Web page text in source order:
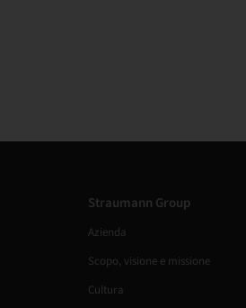
Straumann Group
Azienda
Scopo, visione e missione
Cultura